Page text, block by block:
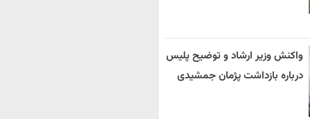
واکنش وزیر ارشاد و توضیح پلیس
درباره بازداشت پژمان جمشیدی